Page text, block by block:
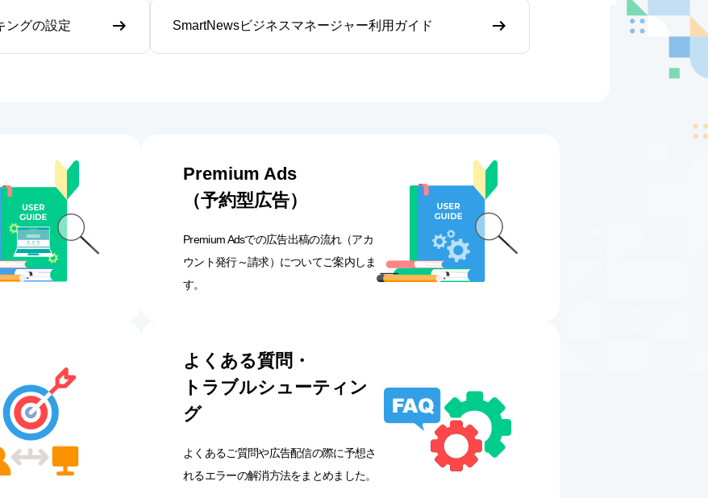
ングの設定 SmartNewsビジネスマネージャー利用ガイド
Premium Ads
（予約型広告）
Premium Adsでの広告出稿の流れ（アカ
ウント発行～請求）についてご案内しま
す。
よくある質問・
トラブルシューティン
グ
よくあるご質問や広告配信の際に予想さ
れるエラーの解消方法をまとめました。